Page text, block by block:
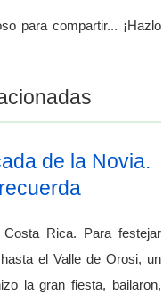
para compartir... ¡Hazlo
de la Novia.
Costa Rica. Para festejar
el Valle de Orosi, un
la gran fiesta, bailaron,